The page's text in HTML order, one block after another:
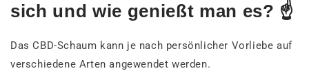
sich und wie genießt man es? ☝️
Das CBD-Schaum kann je nach persönlicher Vorliebe auf
verschiedene Arten angewendet werden.